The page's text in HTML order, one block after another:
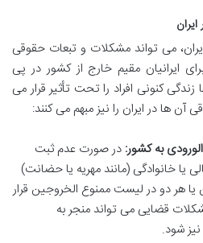
می تواند مشکلات و تبعات حقوقی
ایرانیان مقیم خارج از کشور در پی
زندگی کنونی افراد را تحت تأثیر قرار می
ها در ایران را نیز مبهم می کنند:
به کشور: در صورت عدم ثبت
یا خانوادگی (مانند مهریه یا حضانت)
هر دو در لیست ممنوع الخروجین قرار
قضایی می تواند منجر به
شود.